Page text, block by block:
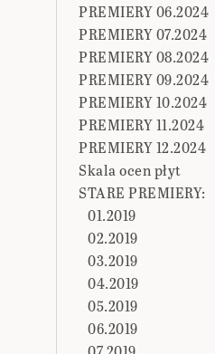
PREMIERY 06.2024
PREMIERY 07.2024
PREMIERY 08.2024
PREMIERY 09.2024
PREMIERY 10.2024
PREMIERY 11.2024
PREMIERY 12.2024
Skala ocen płyt
STARE PREMIERY:
01.2019
02.2019
03.2019
04.2019
05.2019
06.2019